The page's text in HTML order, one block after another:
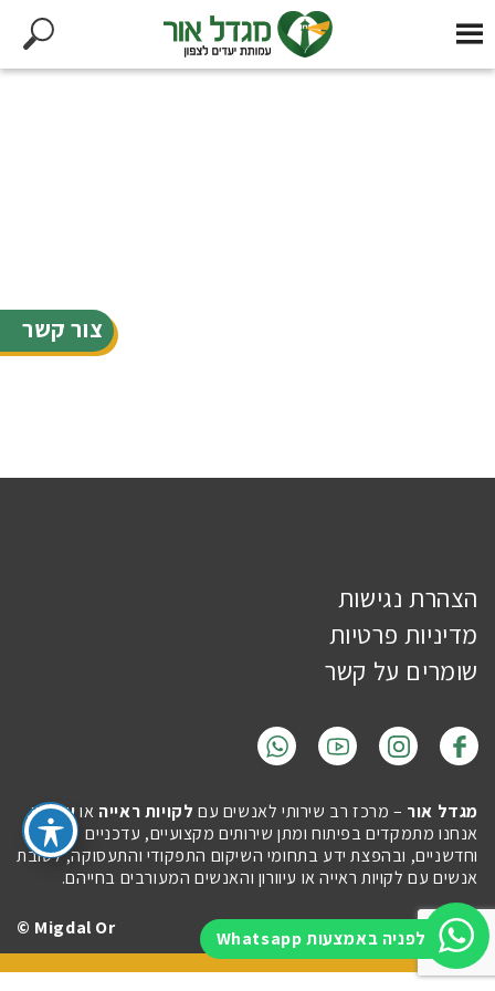
צור קשר
לפניה באמצעות Whatsapp
הצהרת נגישות
מדיניות פרטיות
שומרים על קשר
מגדל אור – מרכז רב שירותי לאנשים עם לקויות ראייה אועיוורון.
אנחנו מתמקדים בפיתוח ומתן שירותים מקצועיים, עדכניים
וחדשניים, ובהפצת ידע בתחומי השיקום התפקודי והתעסוקה, לטובת
אנשים עם לקויות ראייה או עיוורון והאנשים המעורבים בחייהם.
Imaginet
Migdal Or ©